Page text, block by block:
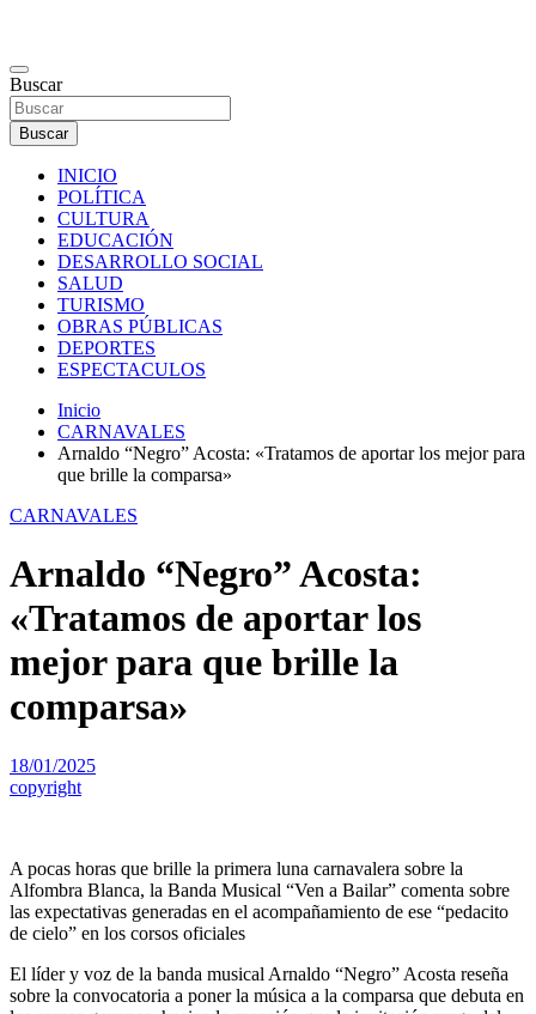
contenido
Noticias de Goya Corrientes
Buscar
Buscar
INICIO
POLÍTICA
CULTURA
EDUCACIÓN
DESARROLLO SOCIAL
SALUD
TURISMO
OBRAS PÚBLICAS
DEPORTES
ESPECTACULOS
Inicio
CARNAVALES
Arnaldo “Negro” Acosta: «Tratamos de aportar los mejor para
que brille la comparsa»
CARNAVALES
Arnaldo “Negro” Acosta:
«Tratamos de aportar los
mejor para que brille la
comparsa»
18/01/2025
copyright
A pocas horas que brille la primera luna carnavalera sobre la
Alfombra Blanca, la Banda Musical “Ven a Bailar” comenta sobre
las expectativas generadas en el acompañamiento de ese “pedacito
de cielo” en los corsos oficiales
El líder y voz de la banda musical Arnaldo “Negro” Acosta reseña
sobre la convocatoria a poner la música a la comparsa que debuta en